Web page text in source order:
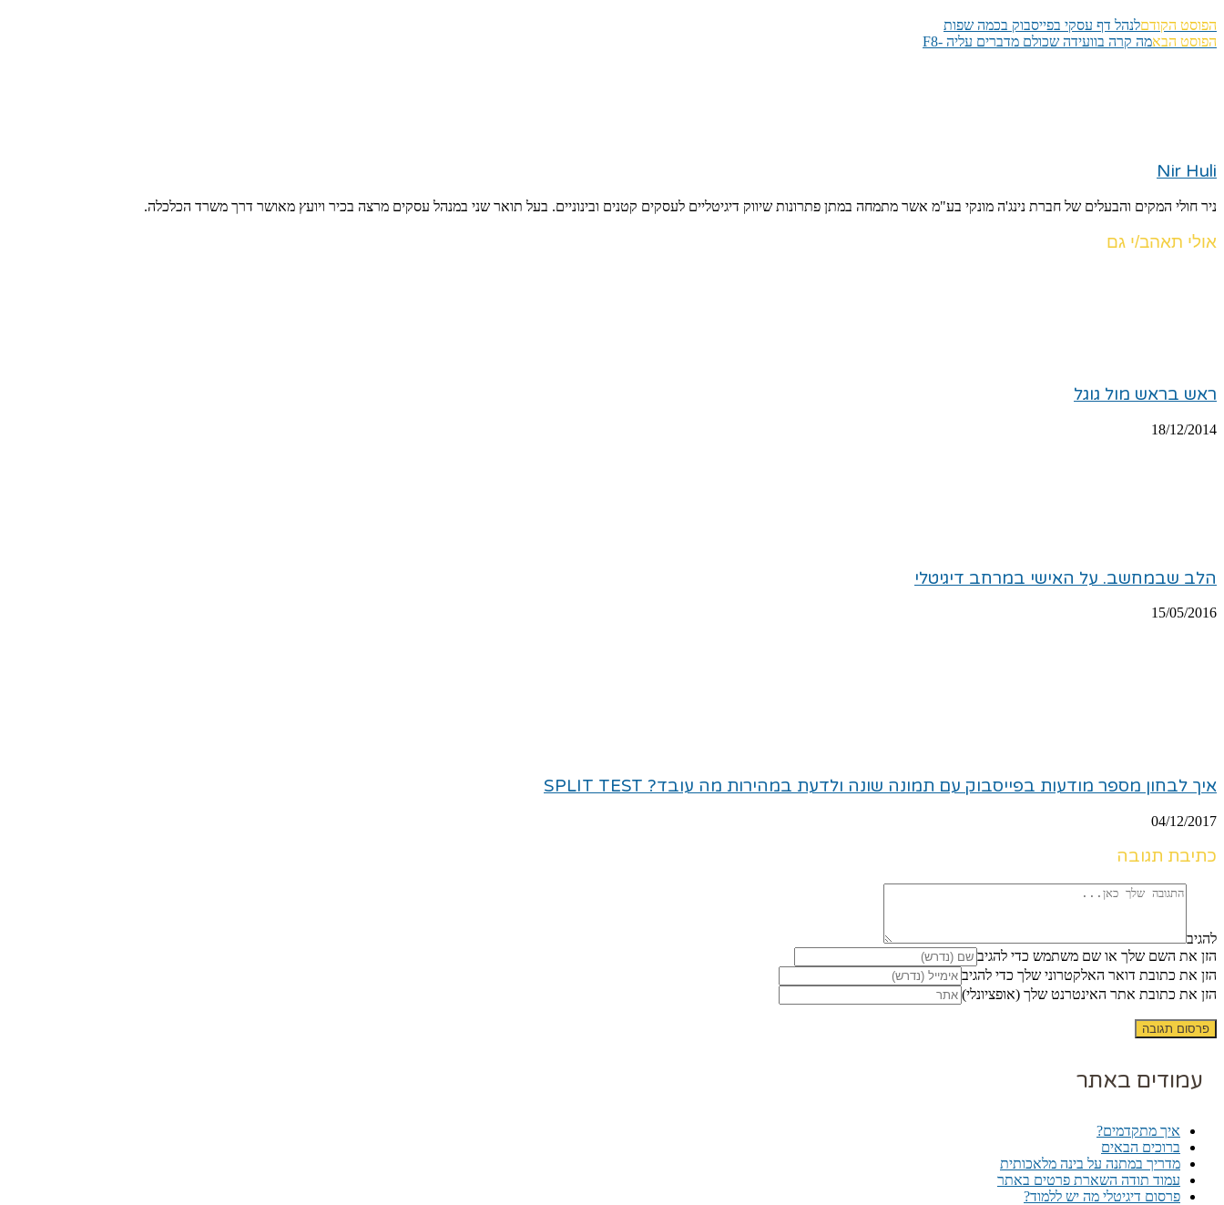
הפוסט הקודםלנהל דף עסקי בפייסבוק בכמה שפות
הפוסט הבאמה קרה בוועידה שכולם מדברים עליה -F8
Nir Huli
ניר חולי המקים והבעלים של חברת נינג'ה מונקי בע"מ אשר מתמחה במתן פתרונות שיווק דיגיטליים לעסקים קטנים ובינוניים. בעל תואר שני במנהל עסקים מרצה בכיר ויועץ מאושר דרך משרד הכלכלה.
אולי תאהב/י גם
ראש בראש מול גוגל
18/12/2014
הלב שבמחשב. על האישי במרחב דיגיטלי
15/05/2016
איך לבחון מספר מודעות בפייסבוק עם תמונה שונה ולדעת במהירות מה עובד? SPLIT TEST
04/12/2017
כתיבת תגובה
להגיב
הזן את השם שלך או שם משתמש כדי להגיב
הזן את כתובת דואר האלקטרוני שלך כדי להגיב
הזן את כתובת אתר האינטרנט שלך (אופציונלי)
עמודים באתר
איך מתקדמים?
ברוכים הבאים
מדריך במתנה על בינה מלאכותית
עמוד תודה השארת פרטים באתר
פרסום דיגיטלי מה יש ללמוד?